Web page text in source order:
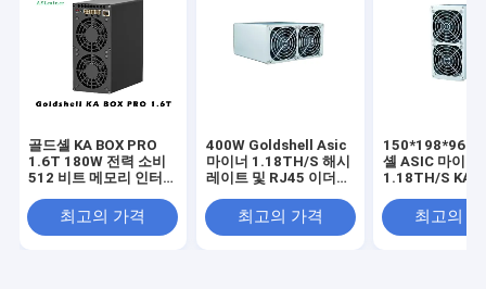
골드셸 KA BOX PRO
1.6T 180W 전력 소비
512 비트 메모리 인터
최고의 가격
400W Goldshell Asic
마이너 1.18TH/S 해시
레이트 및 RJ45 이더넷
최고의 가격
150*198*96
셸 ASIC 마이너
1.18TH/S KAS
최고의